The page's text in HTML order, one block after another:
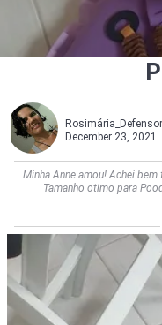
Rosimária_Defensor
December 23, 2021
Minha Anne amou! Achei
Tamanho otimo para